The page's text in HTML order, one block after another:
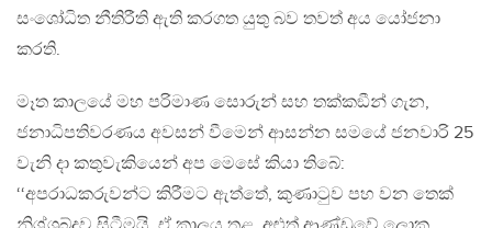
සංශෝධිත නීතිරීති ඇති කරගත යුතු බව තවත් අය යෝජනා
කරති.
මෑත කාලයේ මහ පරිමාණ සොරුන් සහ තක්කඞීන් ගැන,
ජනාධිපතිවරණය අවසන් වීමෙන් ආසන්න සමයේ ජනවාරි 25
වැනි දා කතුවැකියෙන් අප මෙසේ කියා තිබේ:
‘‘අපරාධකරුවන්ට කිරීමට ඇත්තේ, කුණාටුව පහ වන තෙක්